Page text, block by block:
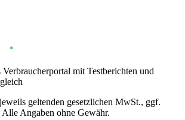
mit Testberichten und
geltenden gesetzlichen MwSt., ggf.
Angaben ohne Gewähr.